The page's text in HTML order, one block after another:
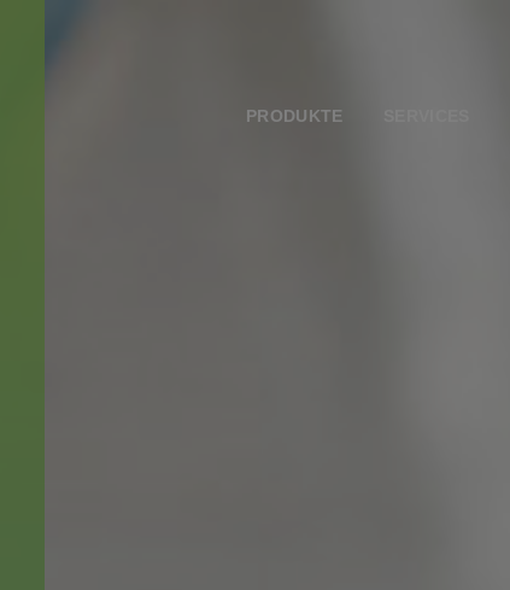
PRODUKTE